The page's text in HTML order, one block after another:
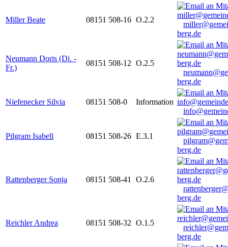
Miller Beate 08151 508-16 O.2.2
berg.de
Neumann Doris (Di. -
Fr.)
08151 508-12 O.2.5
berg.de
Niefenecker Silvia 08151 508-0
Information
Pilgram Isabell 08151 508-26 E.3.1
berg.de
Rattenberger Sonja 08151 508-41
O.2.6
berg.de
Reichler Andrea 08151 508-32 O.1.5
berg.de